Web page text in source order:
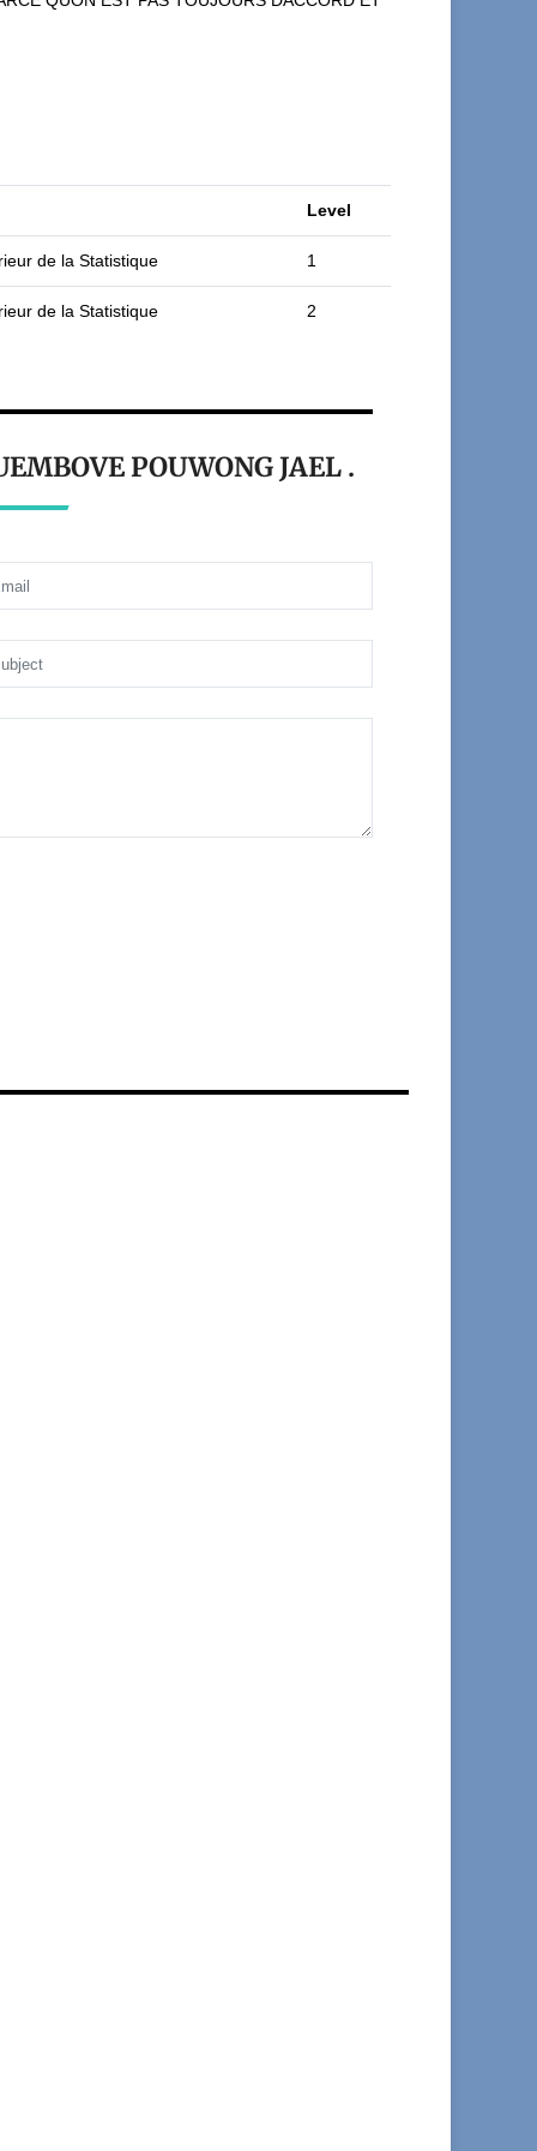
Level
de la Statistique 1
de la Statistique 2
POUWONG JAEL .